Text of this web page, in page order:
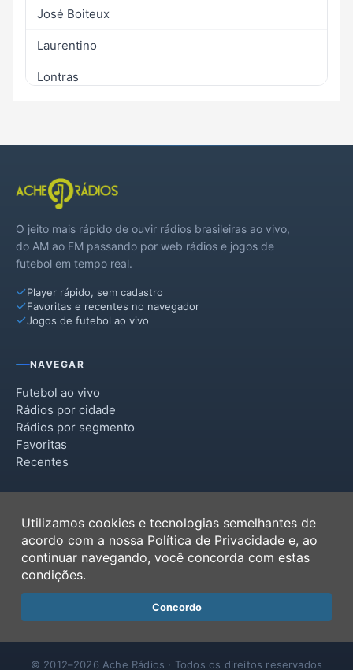
José Boiteux
Laurentino
Lontras
Pouso Redondo
Presidente Getúlio
Presidente Nereu
Rio do Oeste
Rio do Sul
Salete
Santa Cecília
Santa Terezinha
Taió
Vitor Meireles
Witmarsum
O jeito mais rápido de ouvir rádios brasileiras ao vivo,
do AM ao FM passando por web rádios e jogos de
futebol em tempo real.
Player rápido, sem cadastro
Favoritas e recentes no navegador
Jogos de futebol ao vivo
NAVEGAR
Futebol ao vivo
Rádios por cidade
Rádios por segmento
Favoritas
Recentes
Termos de Uso
Política de Privacidade
Ferramentas
Contato
© 2012–2026 Ache Rádios · Todos os direitos reservados
Utilizamos cookies e tecnologias semelhantes de
acordo com a nossa Política de Privacidade e, ao
continuar navegando, você concorda com estas
condições.
Concordo